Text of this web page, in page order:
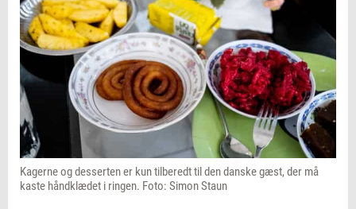
Kagerne og desserten er kun tilberedt til den danske gæst, der må
kaste håndklædet i ringen. Foto: Simon Staun